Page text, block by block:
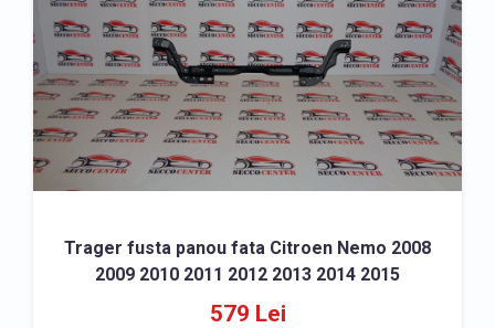
Trager fusta panou fata Citroen Nemo 2008
2009 2010 2011 2012 2013 2014 2015
579 Lei